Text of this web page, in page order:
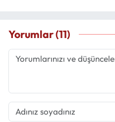
Yorumlar (11)